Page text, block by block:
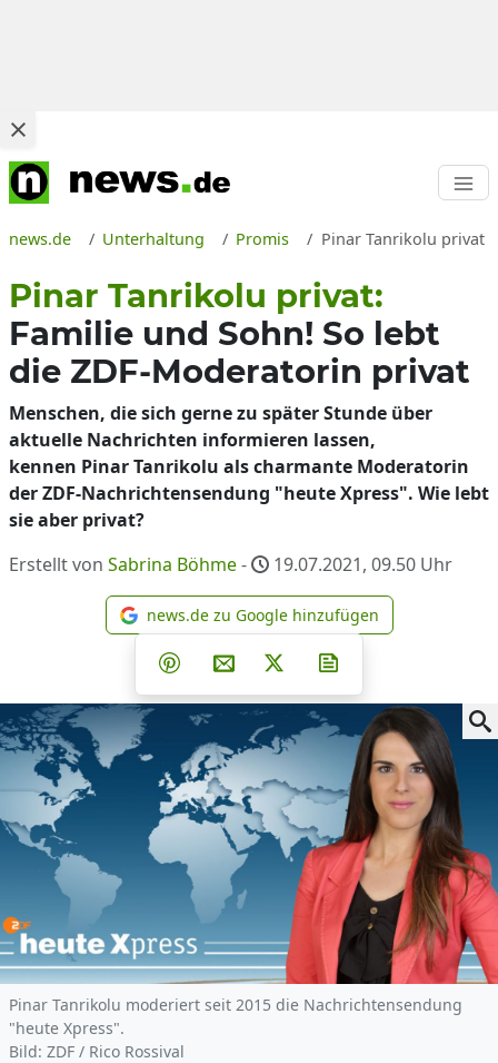
news.de Unterhaltung Promis Pinar Tanrikolu privat
Pinar Tanrikolu privat:
Familie und Sohn! So lebt
die ZDF-Moderatorin privat
Menschen, die sich gerne zu später Stunde über
aktuelle Nachrichten informieren lassen,
kennen Pinar Tanrikolu als charmante Moderatorin
der ZDF-Nachrichtensendung "heute Xpress". Wie lebt
sie aber privat?
Erstellt von Sabrina Böhme- 19.07.2021, 09.50 Uhr
news.de zu Google
news.de zu Google hinzufügen
Teilen auf Facebook
Teilen auf Whatsapp
Teilen auf Telegram
Teilen auf Pinterest
Per E-Mail teilen
Post auf X
Pinar Tanrikolu moderiert seit 2015 die Nachrichtensendung
"heute Xpress".
Bild: ZDF / Rico Rossival